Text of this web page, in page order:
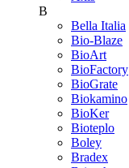
B
Bella Italia
Bio-Blaze
BioArt
BioFactory
BioGrate
Biokamino
BioKer
Bioteplo
Boley
Bradex